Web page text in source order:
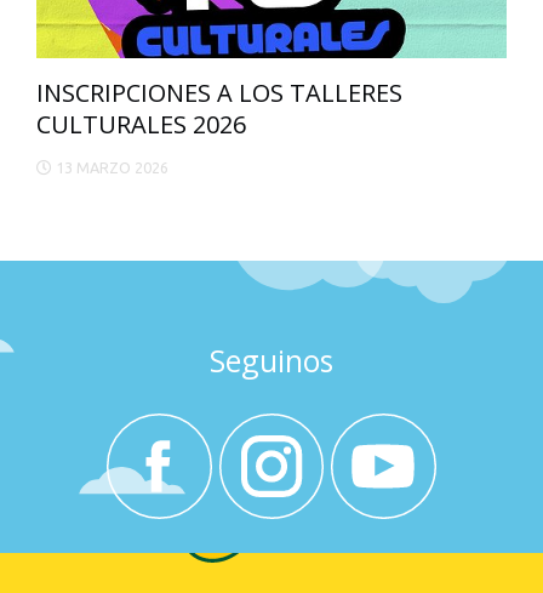
INSCRIPCIONES A LOS TALLERES
CULTURALES 2026
13 MARZO 2026
Seguinos